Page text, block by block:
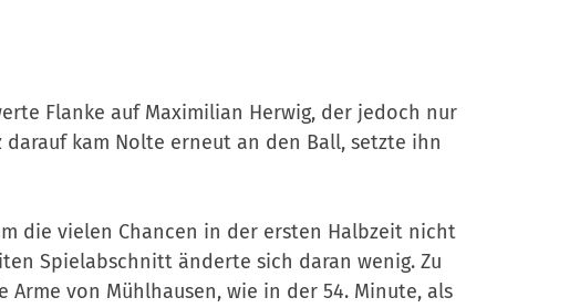
Flanke auf Maximilian Herwig, der jedoch nur
kam Nolte erneut an den Ball, setzte ihn
die vielen Chancen in der ersten Halbzeit nicht
Spielabschnitt änderte sich daran wenig. Zu
von Mühlhausen, wie in der 54. Minute, als